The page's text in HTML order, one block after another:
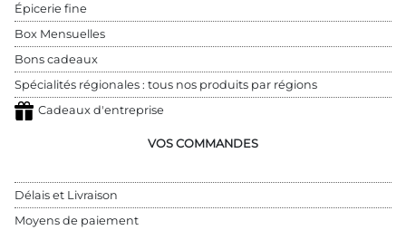
Épicerie fine
Box Mensuelles
Bons cadeaux
Spécialités régionales : tous nos produits par régions
Cadeaux d'entreprise
VOS COMMANDES
Délais et Livraison
Moyens de paiement